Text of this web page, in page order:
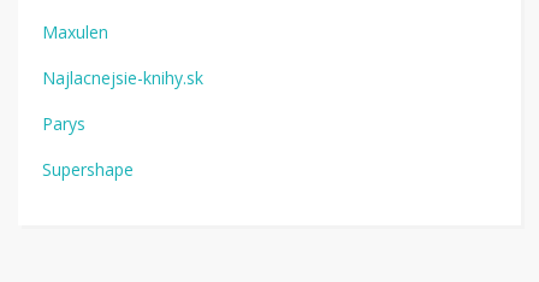
Maxulen
Najlacnejsie-knihy.sk
Parys
Supershape